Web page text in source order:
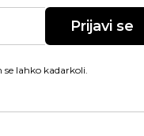
Prijavi se
lahko kadarkoli.